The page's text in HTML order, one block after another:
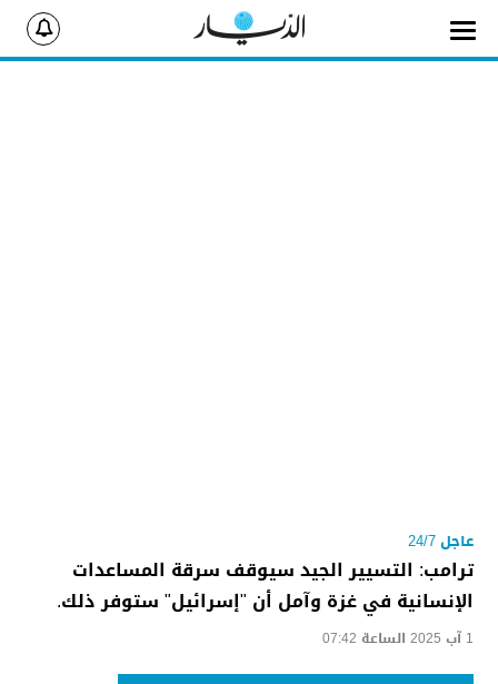
عاجل 24/7
ترامب: التسيير الجيد سيوقف سرقة المساعدات
الإنسانية في غزة وآمل أن "إسرائيل" ستوفر ذلك.
1 آب 2025 الساعة 07:42